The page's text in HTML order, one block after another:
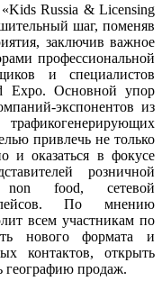
Russia & Licensing
шаг, поменяв
заключив важное
профессиональной
и специалистов
Expo. Основной упор
экспонентов из
привлечь не только
и оказаться в фокусе
розничной
non food, сетевой
По мнению
всем участникам по
нового формата и
контактов, открыть
географию продаж.